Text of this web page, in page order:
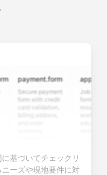
payment.form
Secure payment
form with credit
card validation,
commerce
transactions.
Job
form with
resume
questions for
efficient
candidate
基づいてチェックリ
ーズや現地要件に対